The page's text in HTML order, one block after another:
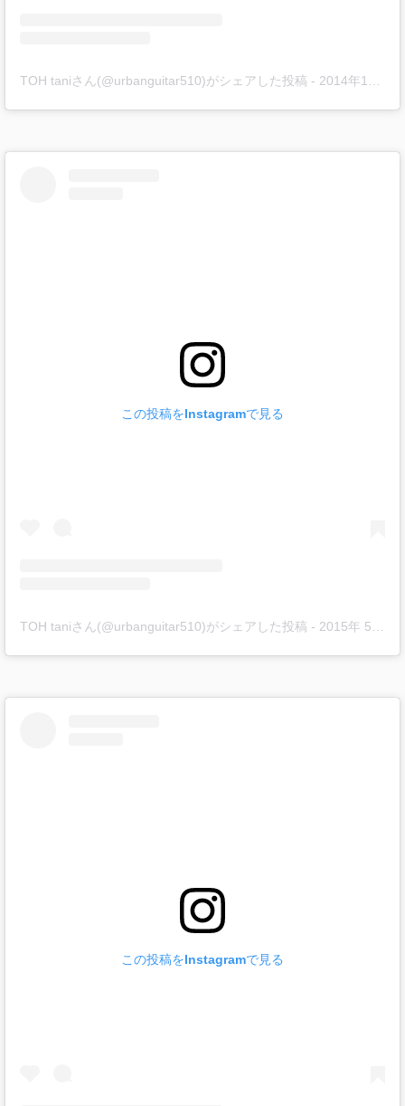
TOH taniさん(@urbanguitar510)がシェアした投稿 - 2014年10月月25日午後6時55分PDT
この投稿をInstagramで見る
TOH taniさん(@urbanguitar510)がシェアした投稿 - 2015年 5月月29日午後6時43分PDT
この投稿をInstagramで見る